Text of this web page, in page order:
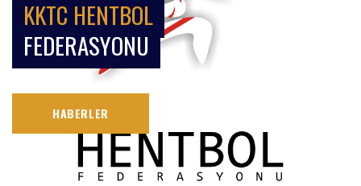
KKTC HENTBOL
FEDERASYONU
HABERLER